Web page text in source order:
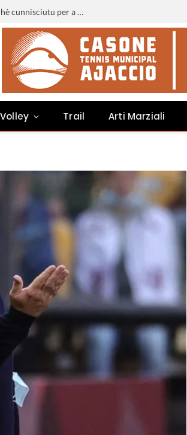
Liga 3 : u calendariu di u Sporting Club di Bastia hè cunnisciutu per a staghjoni 2026-2027
Volley Trail Arti Marziali